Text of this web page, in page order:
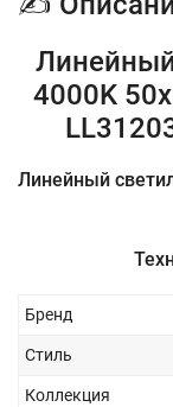
4000K
Линейный
Бренд
Стиль
Коллекция